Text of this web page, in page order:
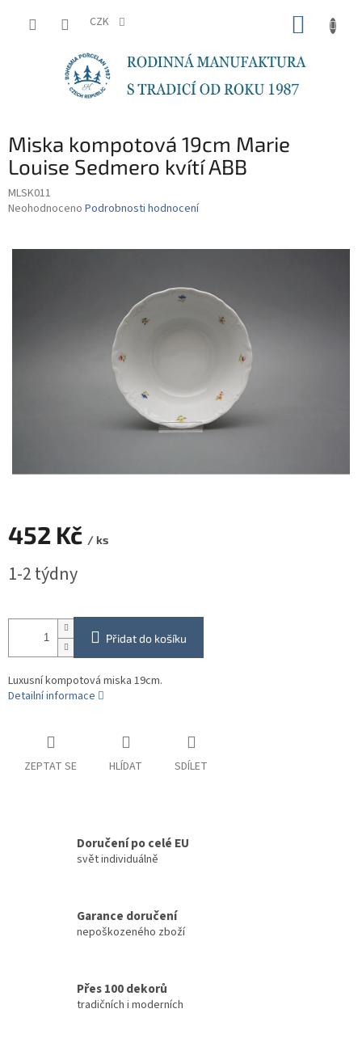
CZK
Miska kompotová 19cm Marie
Louise Sedmero kvítí ABB
MLSK011
Průměrné
je
Neohodnoceno Podrobnosti hodnocení
452 Kč / ks
cena:
1-2 týdny
Přidat do košíku
Luxusní kompotová miska 19cm.
Detailní informace
ZEPTAT SE HLÍDAT SDÍLET
Doručení po celé EU
svět individuálně
Garance doručení
nepoškozeného zboží
Přes 100 dekorů
tradičních i moderních